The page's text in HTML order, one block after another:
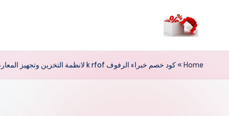
م
ر
Home
»كود خصم خبراء الرفوف k rfof لانظمة التخزين وتجهيز المعارض والمستودعات